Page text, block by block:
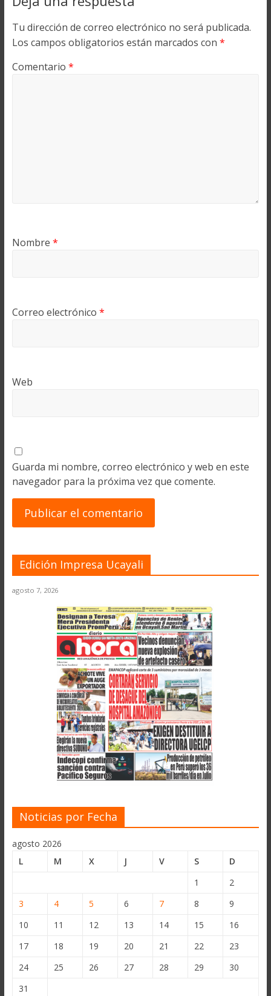
Tu dirección de correo electrónico no será publicada.
Los campos obligatorios están marcados con *
Comentario *
Nombre *
Correo electrónico *
Web
Guarda mi nombre, correo electrónico y web en este
navegador para la próxima vez que comente.
Edición Impresa Ucayali
agosto 7, 2026
Noticias por Fecha
agosto 2026
L
M X J V S
D
1
2
3
4 5 6 7 8
9
10
11 12 13 14 15
16
17
18 19 20 21 22
23
24
25 26 27 28 29
30
31